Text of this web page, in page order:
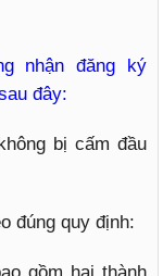
nhận đăng ký
đây:
bị cấm đầu
đúng quy định: